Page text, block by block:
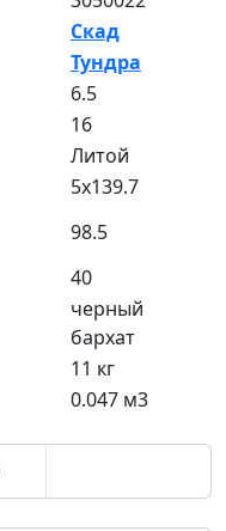
Скад
Тундра
6.5
16
Литой
5x139.7
98.5
40
черный
бархат
11 кг
0.047 м3